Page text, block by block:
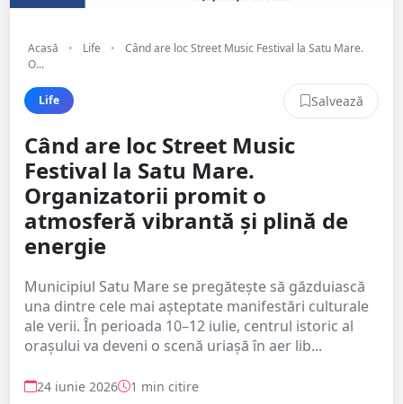
Acasă • Life •
Când are loc Street Music Festival la Satu Mare.
O...
Life Salvează
Când are loc Street Music
Festival la Satu Mare.
Organizatorii promit o
atmosferă vibrantă și plină de
energie
Municipiul Satu Mare se pregătește să găzduiască
una dintre cele mai așteptate manifestări culturale
ale verii. În perioada 10–12 iulie, centrul istoric al
orașului va deveni o scenă uriașă în aer lib...
24 iunie 2026 1 min citire